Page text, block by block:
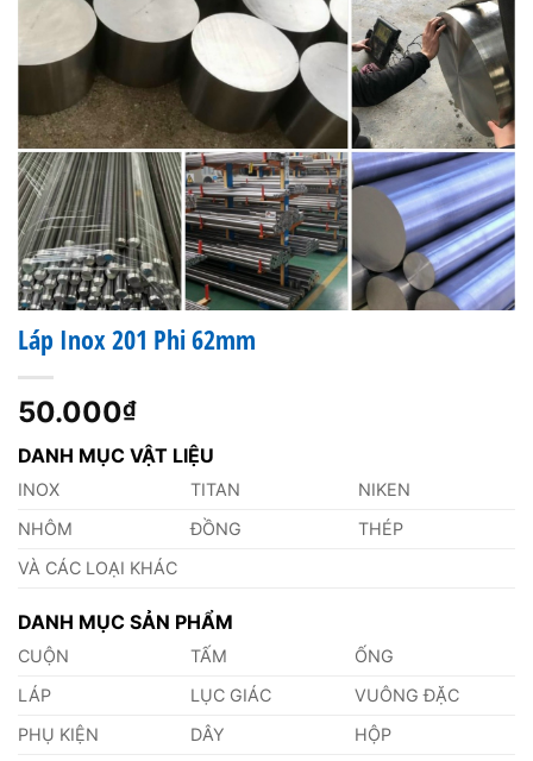
Láp Inox 201 Phi 62mm
50.000₫
DANH MỤC VẬT LIỆU
INOX TITAN
NIKEN
NHÔM
ĐỒNG
THÉP
VÀ CÁC LOẠI KHÁC
DANH MỤC SẢN PHẨM
CUỘN TẤM
ỐNG
LÁP
LỤC GIÁC
VUÔNG ĐẶC
PHỤ KIỆN
DÂY
HỘP